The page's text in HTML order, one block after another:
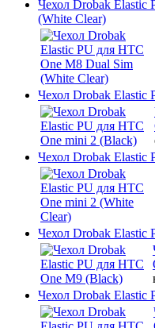
Чехол Drobak Elastic
(White Clear)
Чехол Drobak Elastic
Чехол Drobak Elastic
Чехол Drobak Elastic
Чехол Drobak Elastic